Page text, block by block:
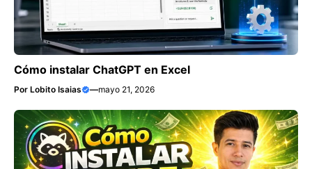
Cómo instalar ChatGPT en Excel
Por Lobito Isaias —mayo 21, 2026